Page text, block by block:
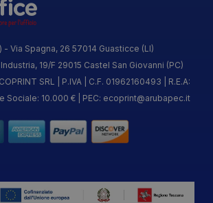
Via Spagna, 26 57014 Guasticce (LI)
19/F 29015 Castel San Giovanni (PC)
SRL | P.IVA | C.F. 01962160493 | R.E.A:
Sociale: 10.000 € | PEC: ecoprint@arubapec.it